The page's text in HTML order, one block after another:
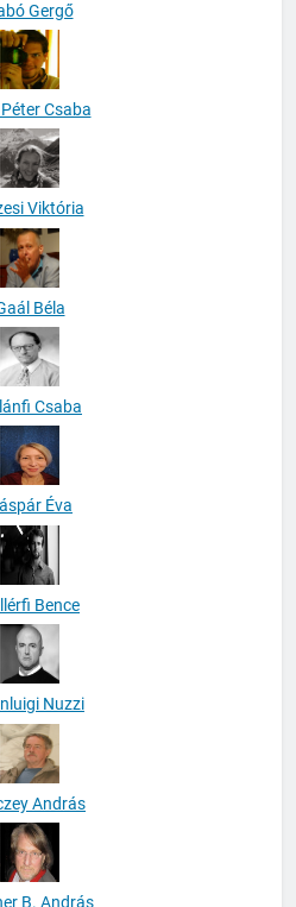
Gergő
Csaba
Viktória
Béla
Csaba
Éva
Bence
Nuzzi
András
B. András